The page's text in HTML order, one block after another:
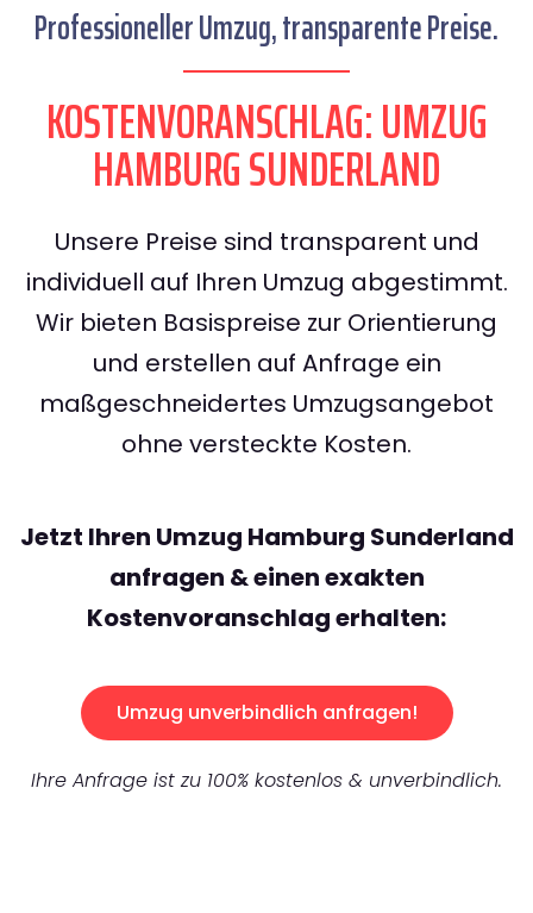
Professioneller Umzug, transparente Preise.
KOSTENVORANSCHLAG: UMZUG
HAMBURG SUNDERLAND
Unsere Preise sind transparent und
individuell auf Ihren Umzug abgestimmt.
Wir bieten Basispreise zur Orientierung
und erstellen auf Anfrage ein
maßgeschneidertes Umzugsangebot
ohne versteckte Kosten.
Jetzt Ihren Umzug Hamburg Sunderland
anfragen & einen exakten
Kostenvoranschlag erhalten:
Umzug unverbindlich anfragen!
Ihre Anfrage ist zu 100% kostenlos & unverbindlich.